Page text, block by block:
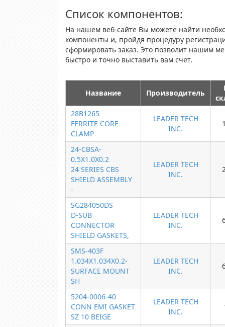
Список компонентов:
На нашем веб-сайте Вы можете найти
компоненты и, пройдя процедуру
сформировать заказ. Это позволит нашим
быстро и точно выставить вам счет.
Название Производитель
28B1265
FERRITE CORE
CLAMP
LEADER TECH
INC.
24-CBSA-
0.5X1.0X0.2
24 SERIES CBS
SHIELD ASSEMBLY
-
LEADER TECH
INC.
SG284050DS
D-SUB
CONNECTOR
SHIELD GASKETS,
LEADER TECH
INC.
SMS-403F
1.034X1.034X0.2-
SURFACE MOUNT
SH
LEADER TECH
INC.
5204-0006-40
CONN EMI GASKET
SZ 10 BEIGE
LEADER TECH
INC.